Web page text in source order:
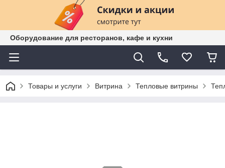
Оборудование для ресторанов, кафе и кухни
Товары и услуги Витрина Тепловые витрины